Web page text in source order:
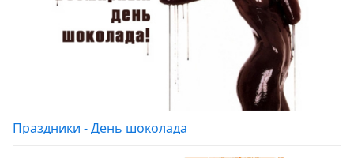
Праздники - День шоколада